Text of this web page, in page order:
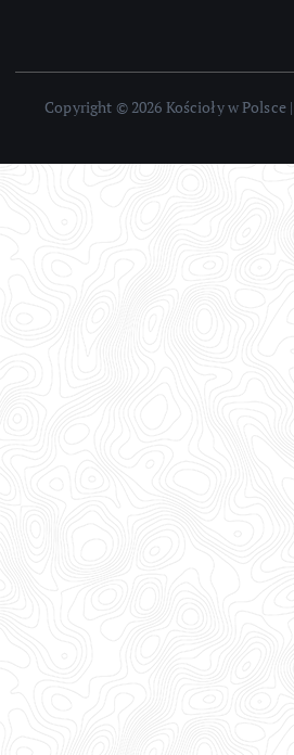
Copyright © 2026 Kościoły w Polsce